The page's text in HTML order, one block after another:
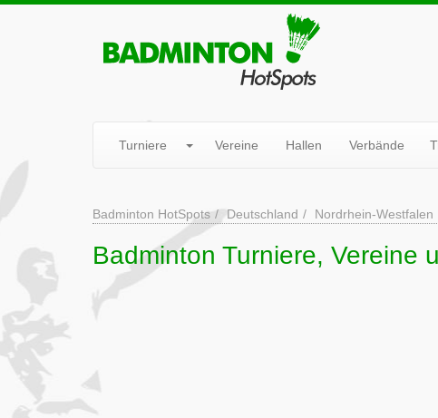
Turniere Vereine Hallen Verbände
Badminton HotSpots Deutschland Nordrhein-Westfalen
Badminton Turniere, Vereine